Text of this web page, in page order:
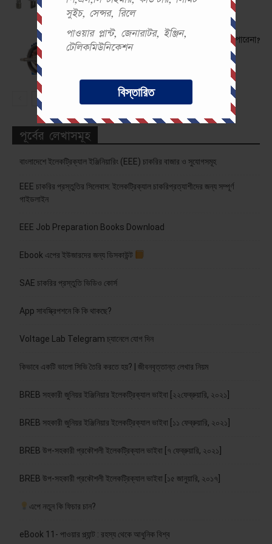
সুইচ, সেন্সর, রিলে
পাওয়ার প্লান্ট, জেনারাটর, ইঞ্জিন,
টেলিকমিউনিকেশন
বিস্তারিত
ইন্ডাকশন মোটর কেন সিনক্রোনাস স্পীডে চলতে পারেনা?
পূর্বের লেখাসমূহ
বাংলাদেশে ইলেকট্রিক্যাল ইঞ্জিনিয়ারিং (EEE) চাকরির বাজার ও সুযোগসমূহ
EEE চাকরির প্রস্তুতির সিলেবাস: ইলেকট্রিক্যাল চাকরিপ্রত্যাশীদের জন্য সম্পূর্ণ
গাইডলাইন
EEE Job Preparation Books Download
Ebook এপের ইউজারদের জন্য ডিসকাউন্ট
SAE চাকরির প্রস্তুতি ভিডিও কোর্স
App সাবস্ক্রিপশনে কি কি থাকছে?
Voltage Lab Telegram চ্যানেলে যোগ দিন
কিভাবে একটি ভালো সিভি তৈরি করতে হয়? | জীবনবৃত্তান্ত লেখার নিয়ম
BREB সহকারী জুনিয়র ইঞ্জিনিয়ার ইলেকট্রিক্যাল ভাইবা [২২ফেব্রুয়ারি, ২০২১]
BREB সহকারী জুনিয়র ইঞ্জিনিয়ার ইলেকট্রিক্যাল ভাইবা [১১ ফেব্রুয়ারি, ২০২১]
BREB উপ-সহকারী প্রকৌশলী ইলেকট্রিক্যাল ভাইবা [৭ ফেব্রুয়ারি, ২০২১]
BREB উপ-সহকারী প্রকৌশলী ইলেকট্রিক্যাল ভাইবা [১৫ জানুয়ারি, ২০১৭]
এপে নতুন কি ফিচার চান?
eBook 11- পাওয়ার প্ল্যান্ট : রহস্য থেকে আধুনিক বিশ্ব